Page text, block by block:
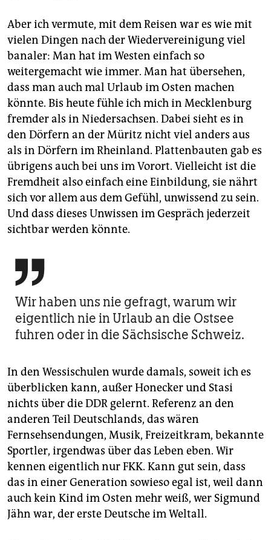
Aber ich vermute, mit dem Reisen war es wie mit
vielen Dingen nach der Wiedervereinigung viel
banaler: Man hat im Westen einfach so
weitergemacht wie immer. Man hat übersehen,
dass man auch mal Urlaub im Osten machen
könnte. Bis heute fühle ich mich in Mecklenburg
fremder als in Niedersachsen. Dabei sieht es in
den Dörfern an der Müritz nicht viel anders aus
als in Dörfern im Rheinland. Plattenbauten gab es
übrigens auch bei uns im Vorort. Vielleicht ist die
Fremdheit also einfach eine Einbildung, sie nährt
sich vor allem aus dem Gefühl, unwissend zu sein.
Und dass dieses Unwissen im Gespräch jederzeit
sichtbar werden könnte.

Wir haben uns nie gefragt, warum wir
eigentlich nie in Urlaub an die Ostsee
fuhren oder in die Sächsische Schweiz.
In den Wessischulen wurde damals, soweit ich es
überblicken kann, außer Honecker und Stasi
nichts über die DDR gelernt. Referenz an den
anderen Teil Deutschlands, das wären
Fernsehsendungen, Musik, Freizeitkram, bekannte
Sportler, irgendwas über das Leben eben. Wir
kennen eigentlich nur FKK. Kann gut sein, dass
das in einer Generation sowieso egal ist, weil dann
auch kein Kind im Osten mehr weiß, wer Sigmund
Jähn war, der erste Deutsche im Weltall.